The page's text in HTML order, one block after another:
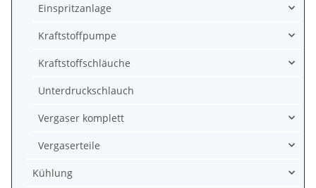
Einspritzanlage
Kraftstoffpumpe
Kraftstoffschläuche
Unterdruckschlauch
Vergaser komplett
Vergaserteile
Kühlung